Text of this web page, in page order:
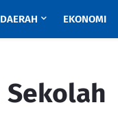
DAERAH EKONOMI